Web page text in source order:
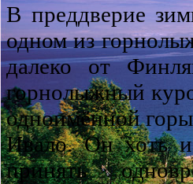
В преддверие
одном из
далеко от
горнолыжный
одноимённой
Ивало. Он хоть и
принять